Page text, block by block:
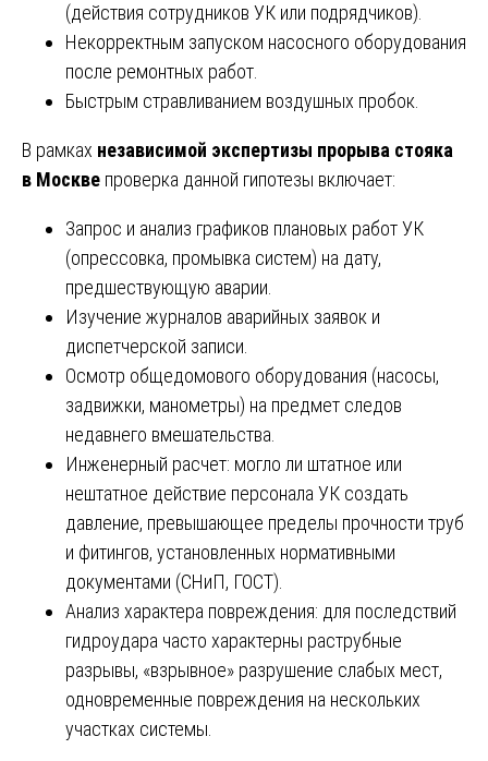
(действия сотрудников УК или подрядчиков).
Некорректным запуском насосного оборудования
после ремонтных работ.
Быстрым стравливанием воздушных пробок.
В рамках независимой экспертизы прорыва стояка
в Москве проверка данной гипотезы включает:
Запрос и анализ графиков плановых работ УК
(опрессовка, промывка систем) на дату,
предшествующую аварии.
Изучение журналов аварийных заявок и
диспетчерской записи.
Осмотр общедомового оборудования (насосы,
задвижки, манометры) на предмет следов
недавнего вмешательства.
Инженерный расчет: могло ли штатное или
нештатное действие персонала УК создать
давление, превышающее пределы прочности труб
и фитингов, установленных нормативными
документами (СНиП, ГОСТ).
Анализ характера повреждения: для последствий
гидроудара часто характерны раструбные
разрывы, «взрывное» разрушение слабых мест,
одновременные повреждения на нескольких
участках системы.